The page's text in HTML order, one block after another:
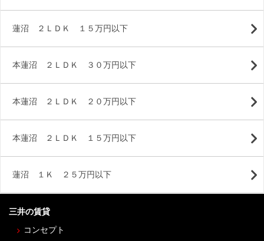
蓮沼 ２ＬＤＫ １５万円以下
本蓮沼 ２ＬＤＫ ３０万円以下
本蓮沼 ２ＬＤＫ ２０万円以下
本蓮沼 ２ＬＤＫ １５万円以下
蓮沼 １Ｋ ２５万円以下
三井の賃貸
コンセプト